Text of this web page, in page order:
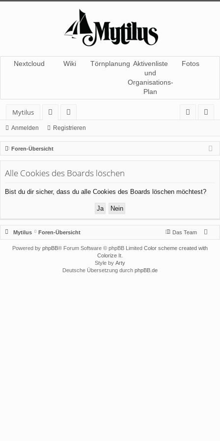
Nextcloud Wiki Törnplanung Aktivenliste
und
Organisations-
Plan
Fotos
Mytilus
or
en
itg
lie
de
m
el
n
ist
rie
n
Anmelden Registrieren
Foren-Übersicht
Alle Cookies des Boards löschen
Bist du dir sicher, dass du alle Cookies des Boards löschen möchtest?
Mytilus Foren-Übersicht Das Team
Powered by phpBB® Forum Software © phpBB Limited Color scheme created with
Colorize It
Style by Arty
Deutsche Übersetzung durch phpBB.de